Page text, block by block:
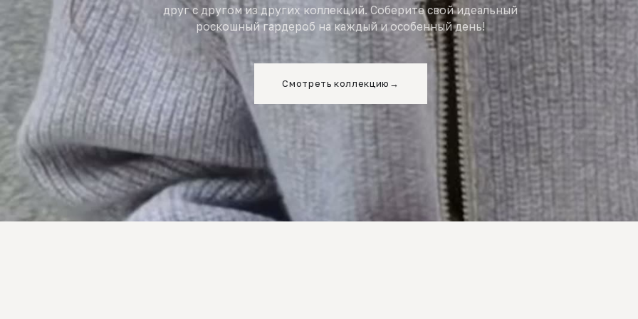
друг с другом из других коллекций. Соберите свой идеальный
роскошный гардероб на каждый и особенный день!
Смотреть коллекцию →